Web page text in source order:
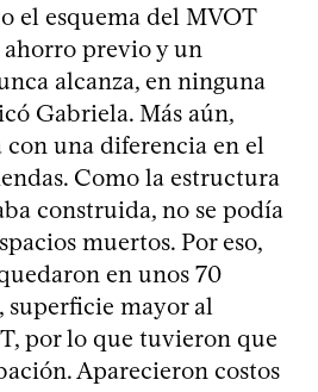
el esquema del MVOT
ahorro previo y un
alcanza, en ninguna
Gabriela. Más aún,
una diferencia en el
Como la estructura
construida, no se podía
muertos. Por eso,
en unos 70
superficie mayor al
por lo que tuvieron que
Aparecieron costos